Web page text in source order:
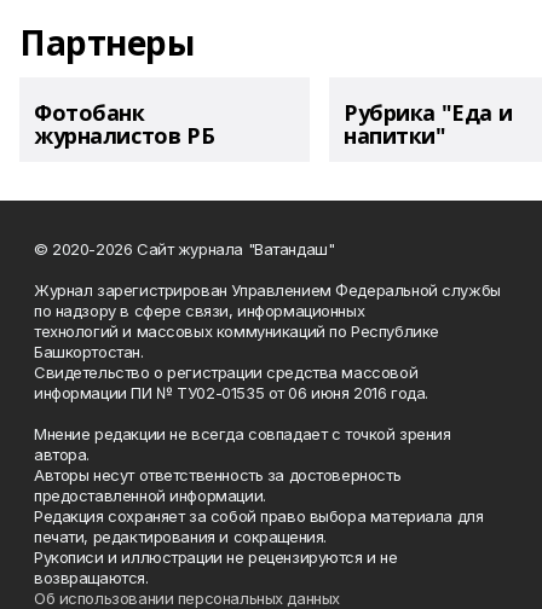
Партнеры
Фотобанк
журналистов РБ
Рубрика "Еда и
напитки"
© 2020-2026 Сайт журнала "Ватандаш"
Журнал зарегистрирован Управлением Федеральной службы
по надзору в сфере связи, информационных
технологий и массовых коммуникаций по Республике
Башкортостан.
Свидетельство о регистрации средства массовой
информации ПИ № ТУ02-01535 от 06 июня 2016 года.
Мнение редакции не всегда совпадает с точкой зрения
автора.
Авторы несут ответственность за достоверность
предоставленной информации.
Редакция сохраняет за собой право выбора материала для
печати, редактирования и сокращения.
Рукописи и иллюстрации не рецензируются и не
возвращаются.
Об использовании персональных данных